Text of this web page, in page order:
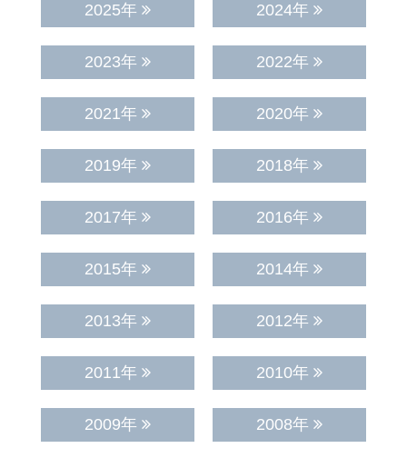
2025年 2024年
2023年 2022年
2021年 2020年
2019年 2018年
2017年 2016年
2015年 2014年
2013年 2012年
2011年 2010年
2009年 2008年